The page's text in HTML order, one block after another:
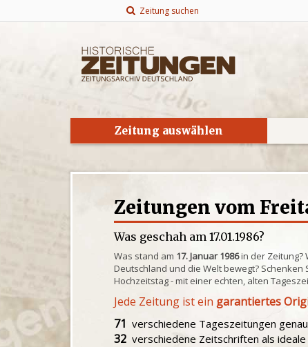
Zeitung suchen
Zeitung auswählen
Zeitungen vom
Was geschah am 17.01.1986?
Was stand am 17. Januar 1986in der Zeitung?
Deutschland und die Welt bewegt?
Hochzeitstag - mit einer echten, alten
Jede Zeitung ist ein garantiertes
71 verschiedene Tageszeitungen
32 verschiedene Zeitschriften als